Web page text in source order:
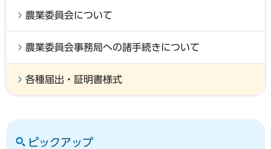
農業委員会について
農業委員会事務局への諸手続きについて
各種届出・証明書様式
ピックアップ